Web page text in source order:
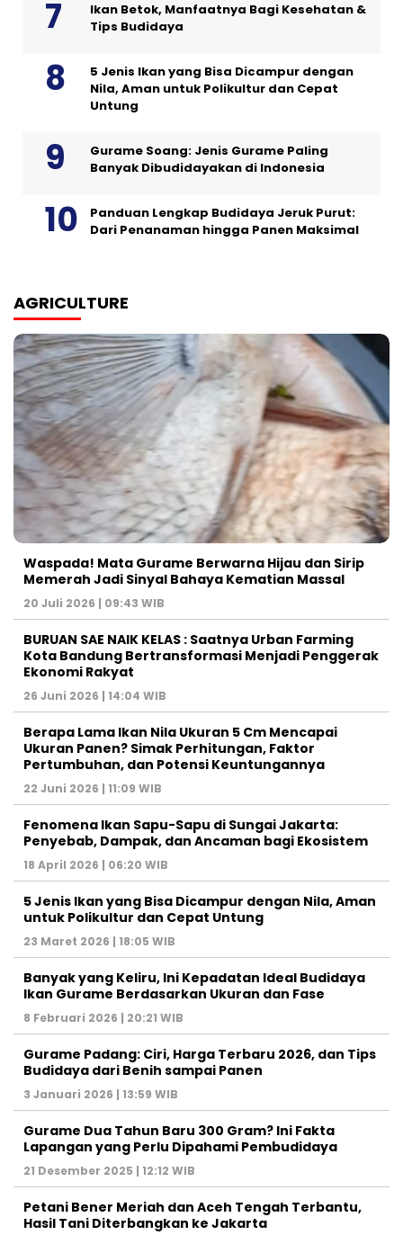
Ikan Betok, Manfaatnya Bagi Kesehatan &
Tips Budidaya
5 Jenis Ikan yang Bisa Dicampur dengan
Nila, Aman untuk Polikultur dan Cepat
Untung
Gurame Soang: Jenis Gurame Paling
Banyak Dibudidayakan di Indonesia
Panduan Lengkap Budidaya Jeruk Purut:
Dari Penanaman hingga Panen Maksimal
AGRICULTURE
Waspada! Mata Gurame Berwarna Hijau dan Sirip
Memerah Jadi Sinyal Bahaya Kematian Massal
20 Juli 2026 | 09:43 WIB
BURUAN SAE NAIK KELAS : Saatnya Urban Farming
Kota Bandung Bertransformasi Menjadi Penggerak
Ekonomi Rakyat
26 Juni 2026 | 14:04 WIB
Berapa Lama Ikan Nila Ukuran 5 Cm Mencapai
Ukuran Panen? Simak Perhitungan, Faktor
Pertumbuhan, dan Potensi Keuntungannya
22 Juni 2026 | 11:09 WIB
Fenomena Ikan Sapu-Sapu di Sungai Jakarta:
Penyebab, Dampak, dan Ancaman bagi Ekosistem
18 April 2026 | 06:20 WIB
5 Jenis Ikan yang Bisa Dicampur dengan Nila, Aman
untuk Polikultur dan Cepat Untung
23 Maret 2026 | 18:05 WIB
Banyak yang Keliru, Ini Kepadatan Ideal Budidaya
Ikan Gurame Berdasarkan Ukuran dan Fase
8 Februari 2026 | 20:21 WIB
Gurame Padang: Ciri, Harga Terbaru 2026, dan Tips
Budidaya dari Benih sampai Panen
3 Januari 2026 | 13:59 WIB
Gurame Dua Tahun Baru 300 Gram? Ini Fakta
Lapangan yang Perlu Dipahami Pembudidaya
21 Desember 2025 | 12:12 WIB
Petani Bener Meriah dan Aceh Tengah Terbantu,
Hasil Tani Diterbangkan ke Jakarta